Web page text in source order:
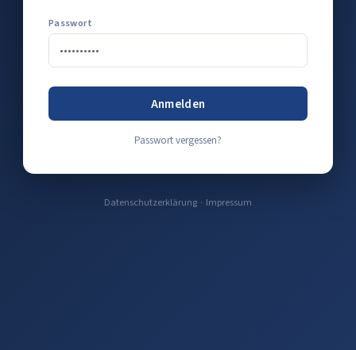
Passwort
Anmelden
Passwort vergessen?
Datenschutzerklärung · Impressum